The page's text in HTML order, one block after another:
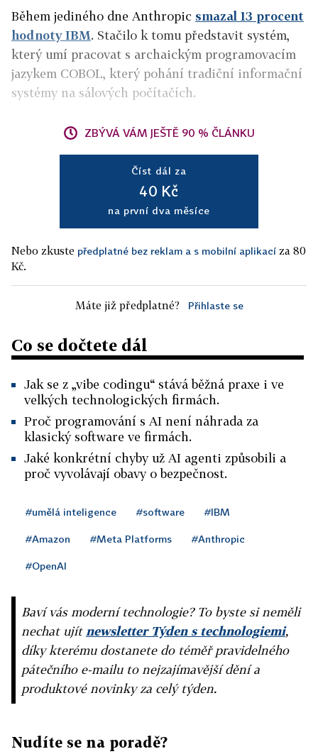
Během jediného dne Anthropic smazal 13 procent
hodnoty IBM. Stačilo k tomu představit systém,
který umí pracovat s archaickým programovacím
jazykem COBOL, který pohání tradiční informační
systémy na sálových počítačích.
ZBÝVÁ VÁM JEŠTĚ 90 % ČLÁNKU
Číst dál za
40 Kč
na první dva měsíce
Nebo zkuste předplatné bez reklam a s mobilní aplikací za 80
Kč.
Máte již předplatné? Přihlaste se
Co se dočtete dál
Jak se z „vibe codingu“ stává běžná praxe i ve
velkých technologických firmách.
Proč programování s AI není náhrada za
klasický software ve firmách.
Jaké konkrétní chyby už AI agenti způsobili a
proč vyvolávají obavy o bezpečnost.
#umělá inteligence #software #IBM
#Amazon #Meta Platforms #Anthropic
#OpenAI
Baví vás moderní technologie? To byste si neměli
nechat ujít newsletter Týden s technologiemi,
díky kterému dostanete do téměř pravidelného
pátečního e-mailu to nejzajímavější dění a
produktové novinky za celý týden.
Nudíte se na poradě?